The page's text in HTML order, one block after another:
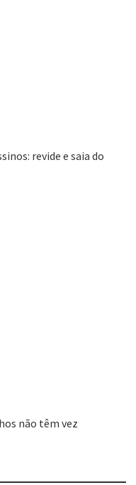
revide e saia do
não têm vez